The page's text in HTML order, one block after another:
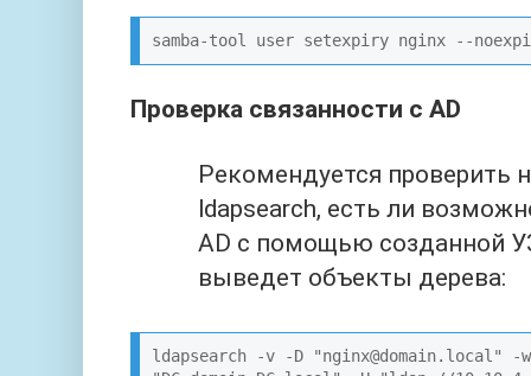
samba-tool user setexpiry nginx --
Проверка связанности с AD
Рекомендуется проверить
ldapsearch, есть ли
AD с помощью созданной
выведет объекты дерева:
ldapsearch -v -D "nginx@domain.local" -w